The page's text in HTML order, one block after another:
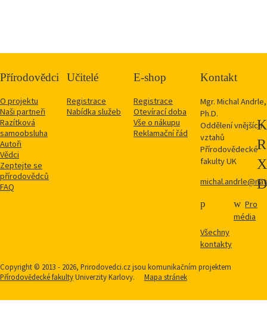
Přírodovědci
O projektu
Naši partneři
Razítková
samoobsluha
Autoři
Vědci
Zeptejte se
přírodovědců
FAQ
Učitelé
Registrace
Nabídka služeb
E-shop
Registrace
Otevírací doba
Vše o nákupu
Reklamační řád
Kontakt
Mgr. Michal Andrle,
Ph.D.
Oddělení vnějších
vztahů
Přírodovědecké
fakulty UK
Všechny
kontakty
Pro
média
Copyright © 2013 - 2026, Prirodovedci.cz jsou komunikačním projektem
Přírodovědecké fakultyUniverzity Karlovy. Mapa stránek